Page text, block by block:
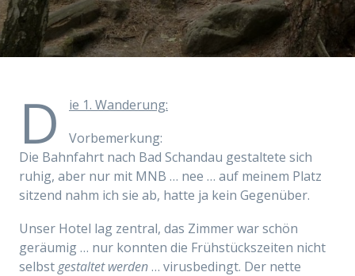
D
ie 1. Wanderung:
Vorbemerkung:
Die Bahnfahrt nach Bad Schandau gestaltete sich
ruhig, aber nur mit MNB … nee … auf meinem Platz
sitzend nahm ich sie ab, hatte ja kein Gegenüber.
Unser Hotel lag zentral, das Zimmer war schön
geräumig … nur konnten die Frühstückszeiten nicht
selbstgestaltet werden… virusbedingt. Der nette